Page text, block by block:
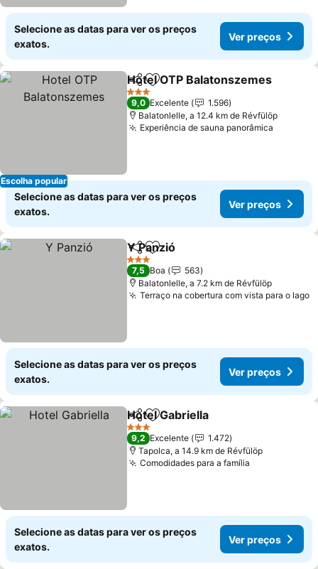
Selecione as datas para ver os preços
exatos.
Ver preços
Escolha popular
PartilharAdicionar aos favoritos
Hotel OTP Balatonszemes
3 Estrelas
9,0 Excelente
1.596
Balatonlelle, a 12.4 km de Révfülöp
Experiência de sauna panorâmica
Selecione as datas para ver os preços
exatos.
Ver preços
PartilharAdicionar aos favoritos
Y Panzió
3 Estrelas
7,5 Boa
563
Balatonlelle, a 7.2 km de Révfülöp
Terraço na cobertura com vista para o lago
Selecione as datas para ver os preços
exatos.
Ver preços
PartilharAdicionar aos favoritos
Hotel Gabriella
3 Estrelas
9,2 Excelente
1.472
Tapolca, a 14.9 km de Révfülöp
Comodidades para a família
Selecione as datas para ver os preços
exatos.
Ver preços